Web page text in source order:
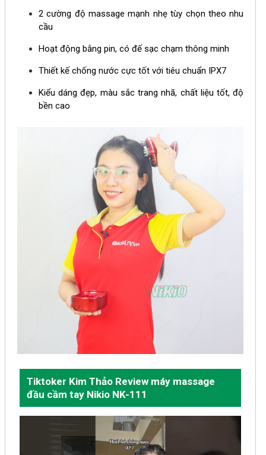
2 cường độ massage mạnh nhẹ tùy chọn theo nhu
cầu
Hoạt động bằng pin, có đế sạc chạm thông minh
Thiết kế chống nước cực tốt với tiêu chuẩn IPX7
Kiểu dáng đẹp, màu sắc trang nhã, chất liệu tốt, độ
bền cao
Tiktoker Kim Thảo Review máy massage
đầu cầm tay Nikio NK-111